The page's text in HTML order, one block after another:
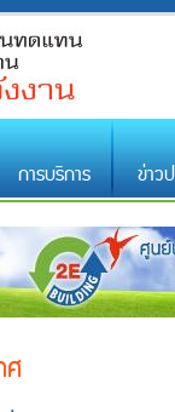
การบริการ ข่าว
ศ